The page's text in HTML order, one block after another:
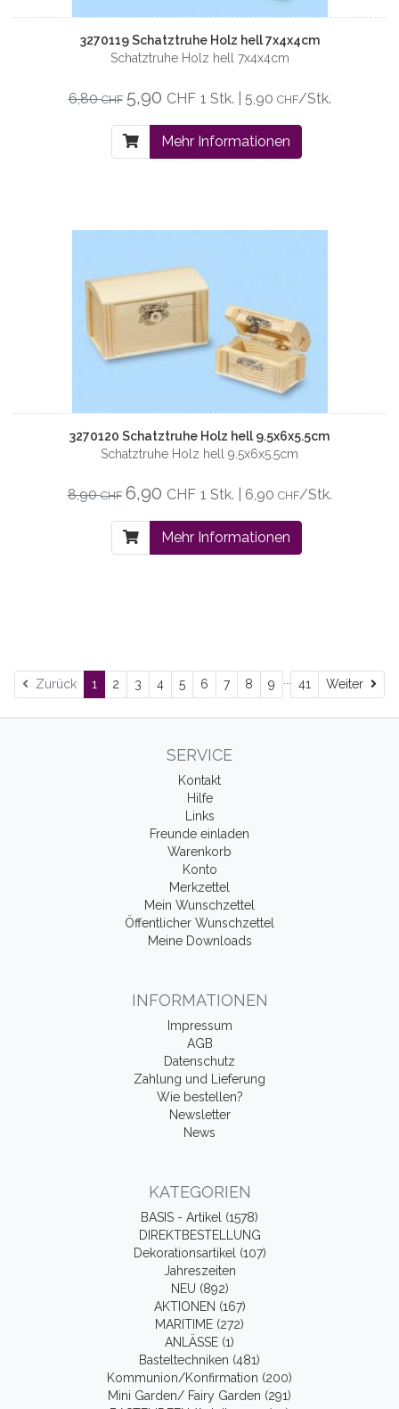
3270119 Schatztruhe Holz hell 7x4x4cm
Schatztruhe Holz hell 7x4x4cm
6,80CHF 5,90 CHF 1 Stk. | 5,90 CHF/Stk.
Mehr Informationen
3270120 Schatztruhe Holz hell 9.5x6x5.5cm
Schatztruhe Holz hell 9.5x6x5.5cm
8,90CHF 6,90 CHF 1 Stk. | 6,90 CHF/Stk.
Mehr Informationen
Zurück 1 2 3 4 5 6 7 8 9 41 Weiter
SERVICE
Kontakt
Hilfe
Links
Freunde einladen
Warenkorb
Konto
Merkzettel
Mein Wunschzettel
Öffentlicher Wunschzettel
Meine Downloads
INFORMATIONEN
Impressum
AGB
Datenschutz
Zahlung und Lieferung
Wie bestellen?
Newsletter
News
KATEGORIEN
BASIS - Artikel (1578)
DIREKTBESTELLUNG
Dekorationsartikel (107)
Jahreszeiten
NEU (892)
AKTIONEN (167)
MARITIME (272)
ANLÄSSE (1)
Basteltechniken (481)
Kommunion/Konfirmation (200)
Mini Garden/ Fairy Garden (291)